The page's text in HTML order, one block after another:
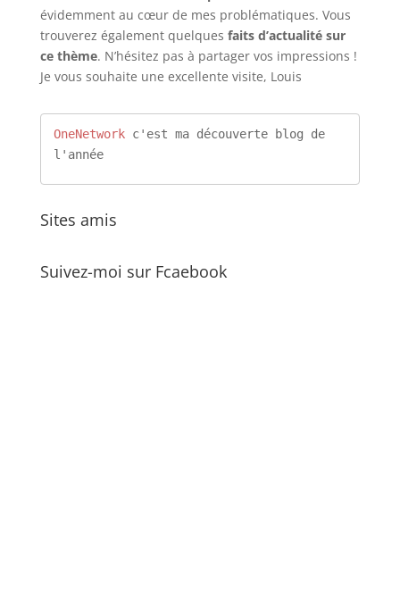
évidemment au cœur de mes problématiques. Vous
trouverez également quelques faits d’actualité sur
ce thème. N’hésitez pas à partager vos impressions !
Je vous souhaite une excellente visite, Louis
OneNetwork c'est ma découverte blog de
l'année
Sites amis
Suivez-moi sur Fcaebook